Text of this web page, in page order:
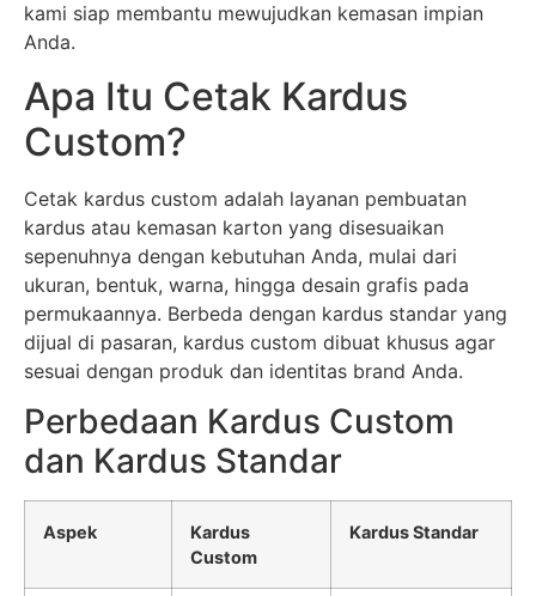
kami siap membantu mewujudkan kemasan impian
Anda.
Apa Itu Cetak Kardus
Custom?
Cetak kardus custom adalah layanan pembuatan
kardus atau kemasan karton yang disesuaikan
sepenuhnya dengan kebutuhan Anda, mulai dari
ukuran, bentuk, warna, hingga desain grafis pada
permukaannya. Berbeda dengan kardus standar yang
dijual di pasaran, kardus custom dibuat khusus agar
sesuai dengan produk dan identitas brand Anda.
Perbedaan Kardus Custom
dan Kardus Standar
Aspek
Kardus
Custom
Kardus Standar